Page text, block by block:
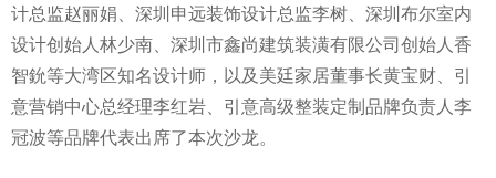
计总监赵丽娟、深圳申远装饰设计总监李树、深圳布尔室内
设计创始人林少南、深圳市鑫尚建筑装潢有限公司创始人香
智鈗等大湾区知名设计师，以及美廷家居董事长黄宝财、引
意营销中心总经理李红岩、引意高级整装定制品牌负责人李
冠波等品牌代表出席了本次沙龙。